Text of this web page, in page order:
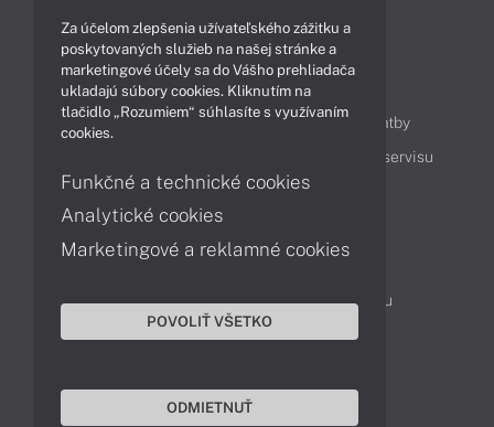
Obsah
Ako nakupovať
Možnosti doručenia a platby
Cenník servisu
Kontakty
Servisné oddelenie
Reklamácia tovaru
Za účelom zlepšenia užívateľského zážitku a
poskytovaných služieb na našej stránke a
marketingové účely sa do Vášho prehliadača
ukladajú súbory cookies. Kliknutím na
tlačidlo „Rozumiem“ súhlasíte s využívaním
cookies.
Funkčné a technické cookies
Analytické cookies
Marketingové a reklamné cookies
POVOLIŤ VŠETKO
ODMIETNUŤ